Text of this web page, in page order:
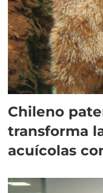
Chileno
transforma
acuícolas